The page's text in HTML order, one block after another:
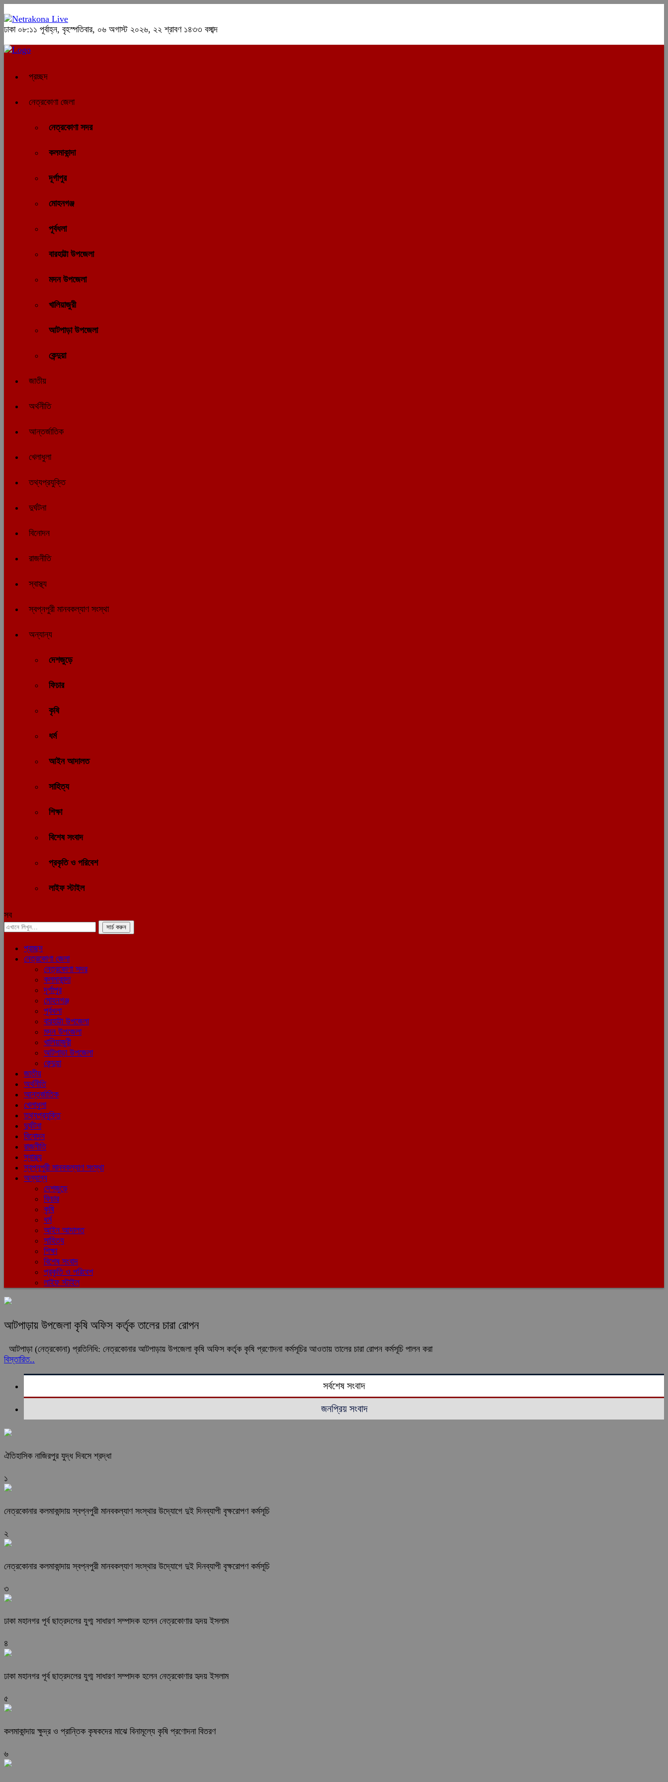
ঢাকা ০৮:১১ পূর্বাহ্ন, বৃহস্পতিবার, ০৬ অগাস্ট ২০২৬, ২২ শ্রাবণ ১৪৩৩ বঙ্গাব্দ
প্রচ্ছদ
নেত্রকোণা জেলা
নেত্রকোণা সদর
কলমাকান্দা
দূর্গাপুর
মোহনগঞ্জ
পূর্বধলা
বারহাট্টা উপজেলা
মদন উপজেলা
খালিয়াজুরী
আটপাড়া উপজেলা
কেন্দুয়া
জাতীয়
অর্থনীতি
আন্তর্জাতিক
খেলাধুলা
তথ্যপ্রযুক্তি
দুর্ঘটনা
বিনোদন
রাজনীতি
স্বাস্থ্য
স্বপ্নপুরী মানবকল্যাণ সংস্থা
অন্যান্য
দেশজুড়ে
ফিচার
কৃষি
ধর্ম
আইন আদালত
সাহিত্য
শিক্ষা
বিশেষ সংবাদ
প্রকৃতি ও পরিবেশ
লাইফ স্টাইল
সব
প্রচ্ছদ
নেত্রকোণা জেলা
নেত্রকোণা সদর
কলমাকান্দা
দূর্গাপুর
মোহনগঞ্জ
পূর্বধলা
বারহাট্টা উপজেলা
মদন উপজেলা
খালিয়াজুরী
আটপাড়া উপজেলা
কেন্দুয়া
জাতীয়
অর্থনীতি
আন্তর্জাতিক
খেলাধুলা
তথ্যপ্রযুক্তি
দুর্ঘটনা
বিনোদন
রাজনীতি
স্বাস্থ্য
স্বপ্নপুরী মানবকল্যাণ সংস্থা
অন্যান্য
দেশজুড়ে
ফিচার
কৃষি
ধর্ম
আইন আদালত
সাহিত্য
শিক্ষা
বিশেষ সংবাদ
প্রকৃতি ও পরিবেশ
লাইফ স্টাইল
আটপাড়ায় উপজেলা কৃষি অফিস কর্তৃক তালের চারা রোপন
আটপাড়া (নেত্রকোনা) প্রতিনিধি: নেত্রকোনার আটপাড়ায় উপজেলা কৃষি অফিস কর্তৃক কৃষি প্রণোদনা কর্মসূচির আওতায় তালের চারা রোপন কর্মসূচি পালন করা
বিস্তারিত..
সর্বশেষ সংবাদ
জনপ্রিয় সংবাদ
ঐতিহাসিক নাজিরপুর যুদ্ধ দিবসে শ্রদ্ধা
১
নেত্রকোনার কলমাকান্দায় স্বপ্নপুরী মানবকল্যাণ সংস্থার উদ্যোগে দুই দিনব্যাপী বৃক্ষরোপণ কর্মসূচি
২
নেত্রকোনার কলমাকান্দায় স্বপ্নপুরী মানবকল্যাণ সংস্থার উদ্যোগে দুই দিনব্যাপী বৃক্ষরোপণ কর্মসূচি
৩
ঢাকা মহানগর পূর্ব ছাত্রদলের যুগ্ম সাধারণ সম্পাদক হলেন নেত্রকোণার হৃদয় ইসলাম
৪
ঢাকা মহানগর পূর্ব ছাত্রদলের যুগ্ম সাধারণ সম্পাদক হলেন নেত্রকোণার হৃদয় ইসলাম
৫
কলমাকান্দায় ক্ষুদ্র ও প্রান্তিক কৃষকদের মাঝে বিনামূল্যে কৃষি প্রণোদনা বিতরণ
৬